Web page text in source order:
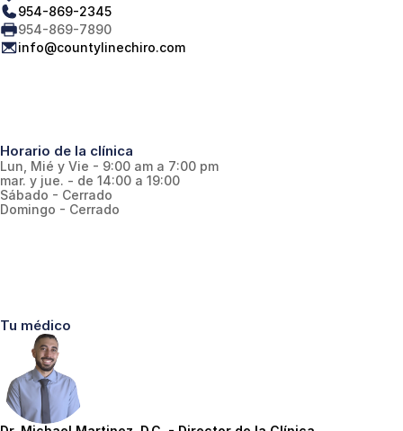
954-869-2345
954-869-7890
info@countylinechiro.com
Horario de la clínica
Lun, Mié y Vie - 9:00 am a 7:00 pm
mar. y jue. - de 14:00 a 19:00
Sábado - Cerrado
Domingo - Cerrado
Tu médico